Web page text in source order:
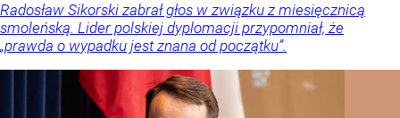
Radosław Sikorski zabrał głos w związku z miesięcznicą
smoleńską. Lider polskiej dyplomacji przypomniał, że
„prawda o wypadku jest znana od początku”.